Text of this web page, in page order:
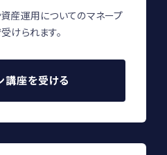
産運用についてのマネープ
けられます。
講座を受ける